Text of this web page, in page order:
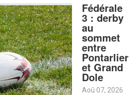
Fédérale
3 : derby
au
sommet
entre
Pontarlier
et Grand
Dole
Aoû 07, 2026